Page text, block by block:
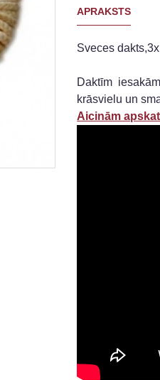
APRAKSTS
Sveces
Daktīm
krāsvielu un
Aicinām